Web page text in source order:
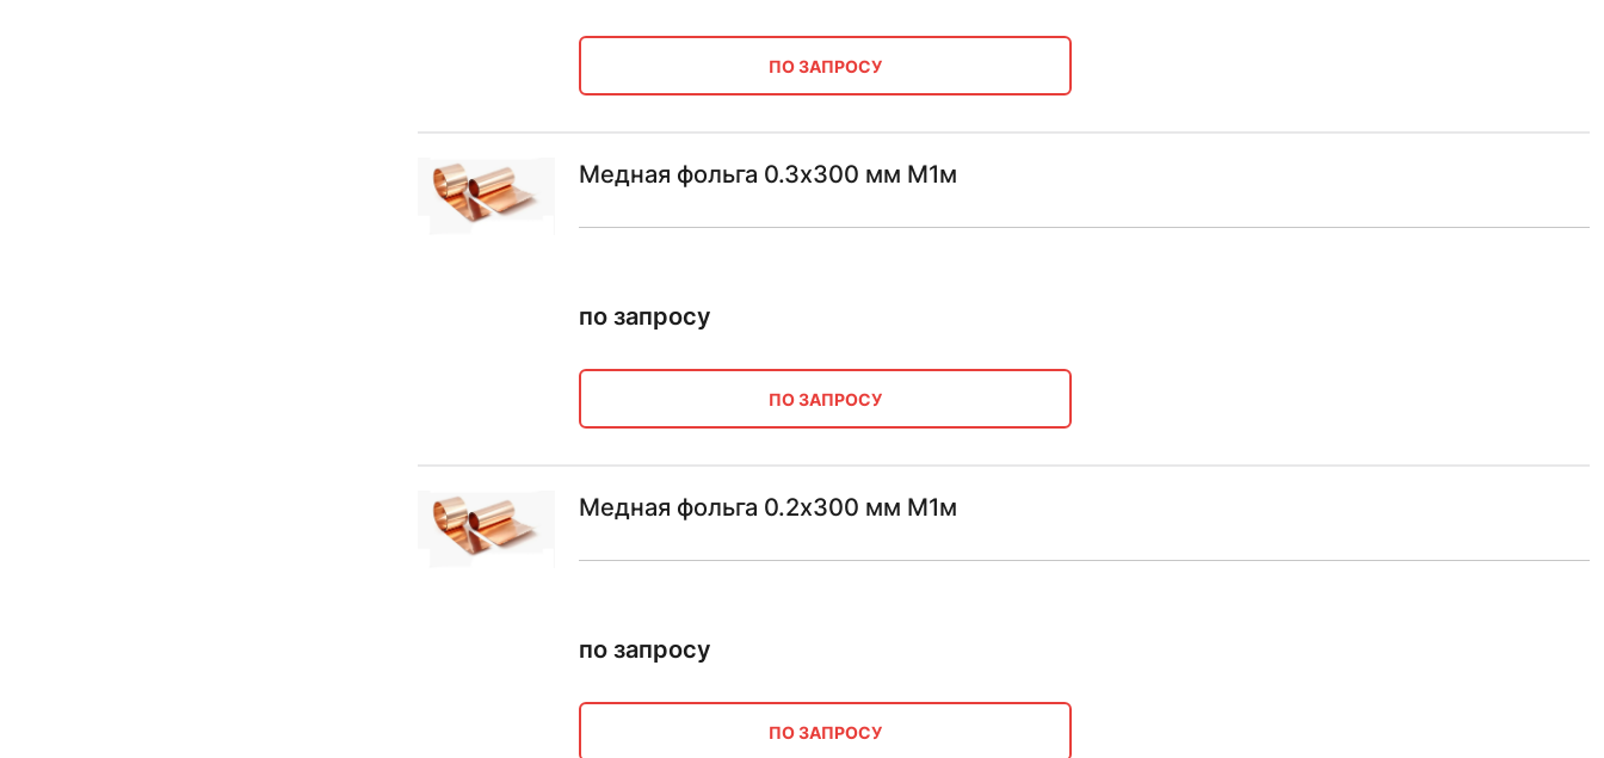
ПО ЗАПРОСУ
Медная фольга 0.3х300 мм М1м
по запросу
ПО ЗАПРОСУ
Медная фольга 0.2х300 мм М1м
по запросу
ПО ЗАПРОСУ